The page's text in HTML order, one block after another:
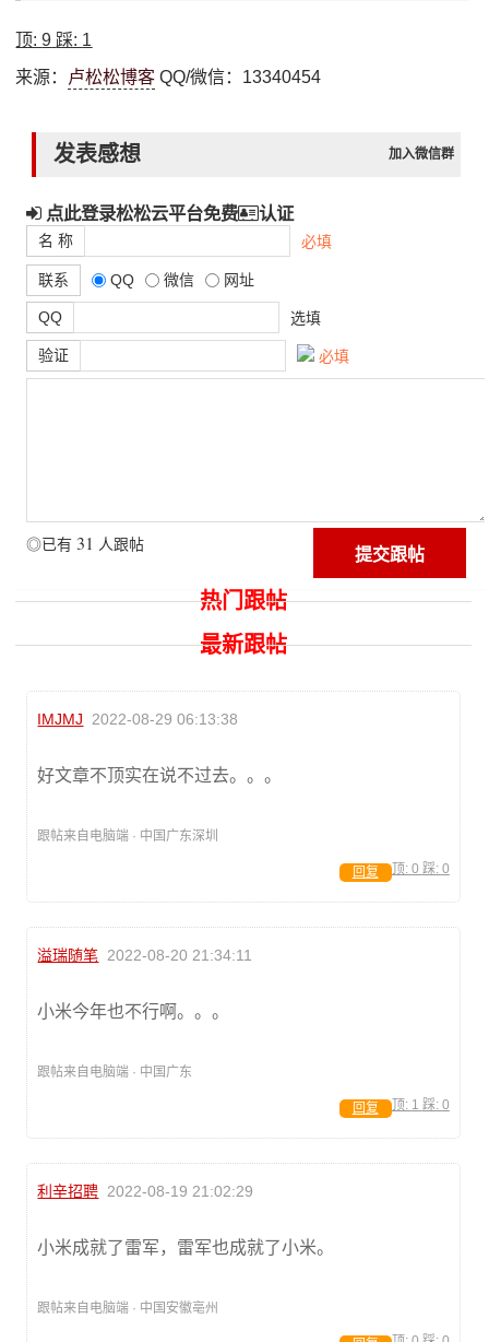
顶:9 踩: 1
来源： 卢松松博客 QQ/微信：13340454
发表感想 加入微信群
点此登录松松云平台免费 认证
名 称 必填
联系 QQ 微信 网址
QQ 选填
验证 必填
◎已有 31 人跟帖
热门跟帖
最新跟帖
IMJMJ 2022-08-29 06:13:38
好文章不顶实在说不过去。。。
跟帖来自电脑端 · 中国广东深圳
顶: 0 踩: 0
回复
溢瑞随笔 2022-08-20 21:34:11
小米今年也不行啊。。。
跟帖来自电脑端 · 中国广东
顶: 1 踩: 0
回复
利辛招聘 2022-08-19 21:02:29
小米成就了雷军，雷军也成就了小米。
跟帖来自电脑端 · 中国安徽亳州